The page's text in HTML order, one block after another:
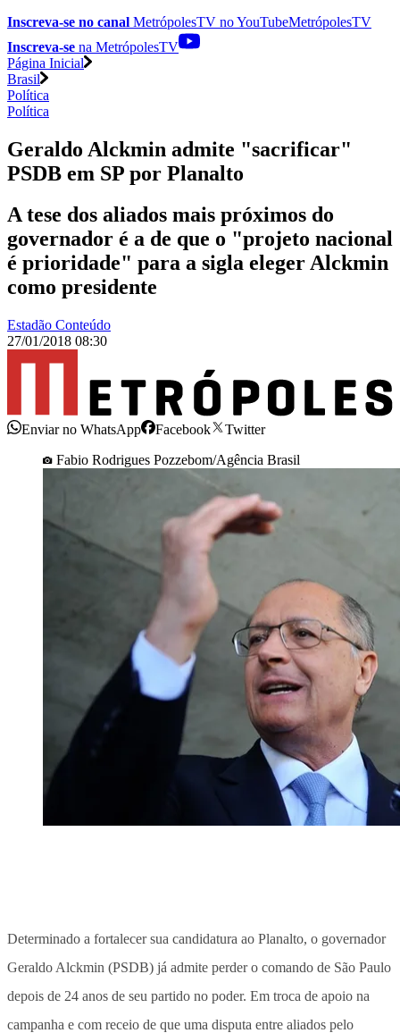
Inscreva-se no canal MetrópolesTV noYouTubeMetrópolesTV
Inscreva-se na MetrópolesTV
Página Inicial
Brasil
Política
Política
Geraldo Alckmin admite "sacrificar"
PSDB em SP por Planalto
A tese dos aliados mais próximos do
governador é a de que o "projeto nacional
é prioridade" para a sigla eleger Alckmin
como presidente
Estadão Conteúdo
27/01/2018 08:30
Enviar no WhatsApp Facebook
Twitter
Fabio Rodrigues Pozzebom/Agência Brasil
Determinado a fortalecer sua candidatura ao Planalto, o governador
Geraldo Alckmin (PSDB) já admite perder o comando de São Paulo
depois de 24 anos de seu partido no poder. Em troca de apoio na
campanha e com receio de que uma disputa entre aliados pelo